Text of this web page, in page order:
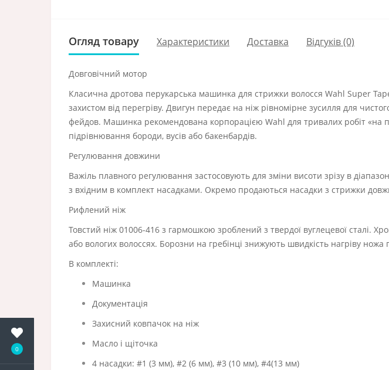
0
Огляд товару Характеристики Доставка Відгуків (0)
Довговічний мотор
Класична дротова перукарська машинка для стрижки волосся Wahl Super
захистом від перегріву. Двигун передає на ніж рівномірне зусилля для
фейдов. Машинка рекомендована корпорацією Wahl для тривалих робіт
підрівнювання бороди, вусів або бакенбардів.
Регулювання довжини
Важіль плавного регулювання застосовують для зміни висоти зрізу в
з вхідним в комплект насадками. Окремо продаються насадки з стрижки
Рифлений ніж
Товстий ніж 01006-416 з гармошкою зроблений з твердої вуглецевої сталі.
або вологих волоссях. Борозни на гребінці знижують швидкість нагріву
В комплекті:
Машинка
Документація
Захисний ковпачок на ніж
Масло і щіточка
4 насадки: #1 (3 мм), #2 (6 мм), #3 (10 мм), #4(13 мм)